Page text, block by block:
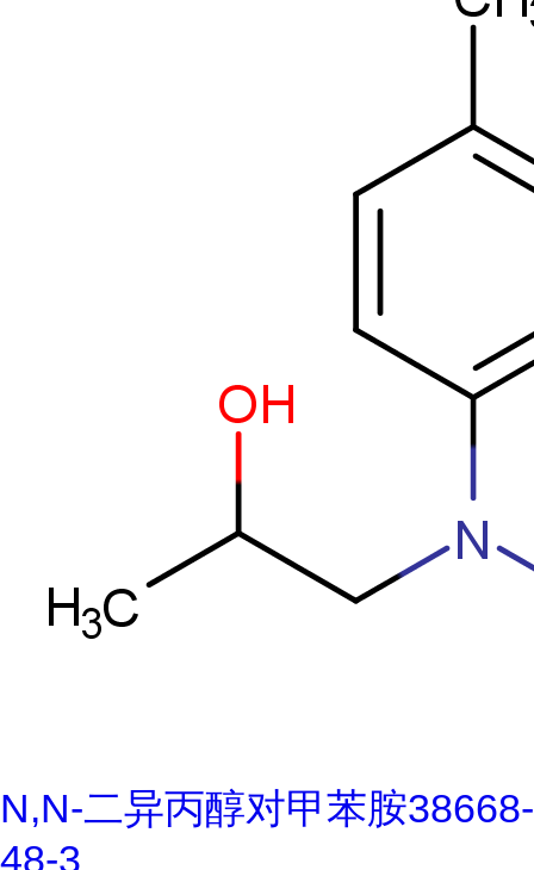
N,N-二异丙醇对甲苯胺38668-
48-3